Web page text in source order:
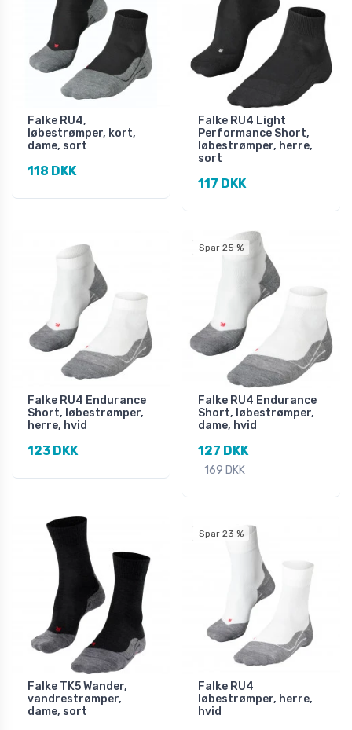
Falke RU4,
løbestrømper, kort,
dame, sort
118 DKK
Falke RU4 Light
Performance Short,
løbestrømper, herre,
sort
117 DKK
Falke RU4 Endurance
Short, løbestrømper,
herre, hvid
123 DKK
Spar 25 %
Falke RU4 Endurance
Short, løbestrømper,
dame, hvid
127 DKK
169 DKK
Falke TK5 Wander,
vandrestrømper,
dame, sort
Spar 23 %
Falke RU4
løbestrømper, herre,
hvid